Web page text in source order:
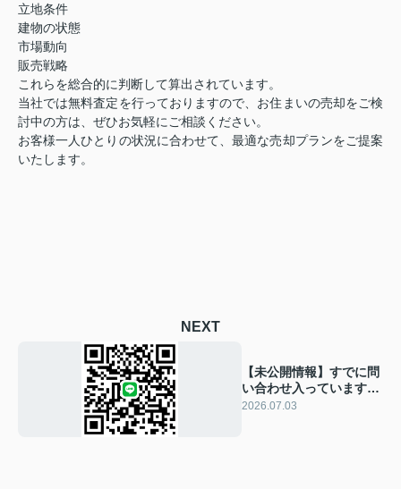
立地条件
建物の状態
市場動向
販売戦略
これらを総合的に判断して算出されています。
当社では無料査定を行っておりますので、お住まいの売却をご検
討中の方は、ぜひお気軽にご相談ください。
お客様一人ひとりの状況に合わせて、最適な売却プランをご提案
いたします。
NEXT
【未公開情報】すでに問
い合わせ入っています。
この条件、早いと思いま
2026.07.03